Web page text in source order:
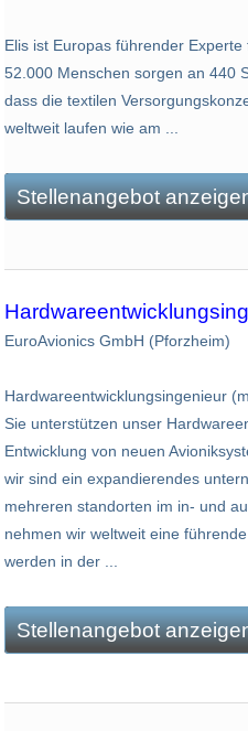
Elis ist Europas führender
52.000 Menschen sorgen an 440
dass die textilen
weltweit laufen wie am ...
Stellenangebot
EuroAvionics GmbH (Pforzheim)
Hardwareentwicklungsingenieur
Sie unterstützen unser
Entwicklung von neuen
wir sind ein expandierendes
mehreren standorten im in- und
nehmen wir weltweit eine
werden in der ...
Stellenangebot